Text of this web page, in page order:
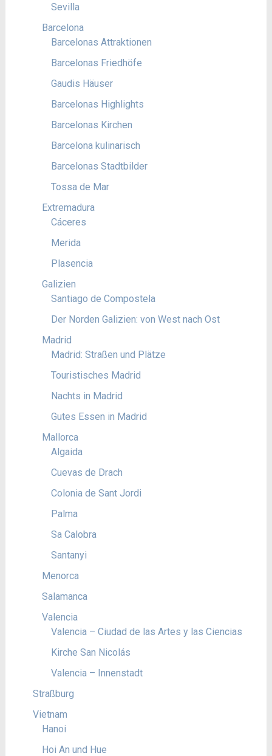
Sevilla
Barcelona
Barcelonas Attraktionen
Barcelonas Friedhöfe
Gaudis Häuser
Barcelonas Highlights
Barcelonas Kirchen
Barcelona kulinarisch
Barcelonas Stadtbilder
Tossa de Mar
Extremadura
Cáceres
Merida
Plasencia
Galizien
Santiago de Compostela
Der Norden Galizien: von West nach Ost
Madrid
Madrid: Straßen und Plätze
Touristisches Madrid
Nachts in Madrid
Gutes Essen in Madrid
Mallorca
Algaida
Cuevas de Drach
Colonia de Sant Jordi
Palma
Sa Calobra
Santanyi
Menorca
Salamanca
Valencia
Valencia – Ciudad de las Artes y las Ciencias
Kirche San Nicolás
Valencia – Innenstadt
Straßburg
Vietnam
Hanoi
Hoi An und Hue